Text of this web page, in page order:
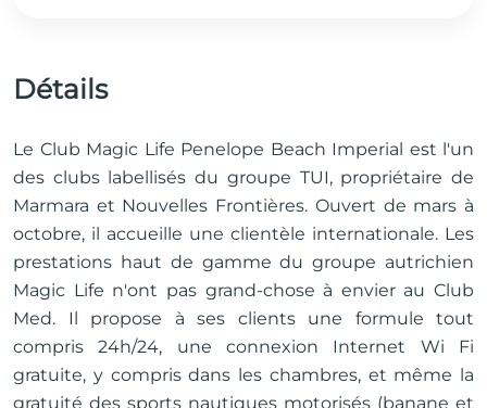
Détails
Le Club Magic Life Penelope Beach Imperial est l'un
des clubs labellisés du groupe TUI, propriétaire de
Marmara et Nouvelles Frontières. Ouvert de mars à
octobre, il accueille une clientèle internationale. Les
prestations haut de gamme du groupe autrichien
Magic Life n'ont pas grand-chose à envier au Club
Med. Il propose à ses clients une formule tout
compris 24h/24, une connexion Internet Wi Fi
gratuite, y compris dans les chambres, et même la
gratuité des sports nautiques motorisés (banane et